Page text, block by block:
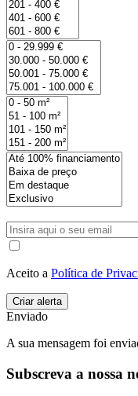
Aceito a Política de
Enviado
A sua mensagem foi
Subscreva a nossa